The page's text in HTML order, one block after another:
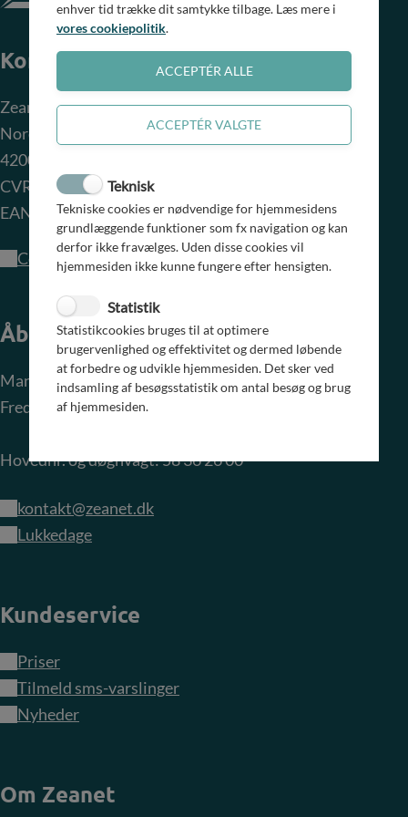
VE-nettilslutningsbekendtgørelsen opkræves der betaling efter
regning for tilbudsgivning. Det gælder også, selvom elanlægget
anmodning om nettilslutning.
anlægget end
nærmeste 10/0,4 kV-station.
Netvirksomheden skal anvise det tilslutningspunkt og fastsætte
det spændingsniveau med de laveste samlede omkostninger ved
nettilslutning.
Sikkerhedsstillelse
Netvirksomheden er ifølge VE-Nettilslutningsbekendtgørelsen
forpligtiget til at etablere et tilslutningspunkt, når der er
tilstrækkelig sikkerhed for, at anlægget bliver opført.
Tilstrækkelig sikkerhed kan være bankgaranti eller tilsvarende
sikkerhedsstillelse.
Kontakt
Zeanet A/S
Nordvej 6
4200 Slagelse
CVR-nr.: 26 86 38 99
EAN-nr.: 5790001705305
Cookiesamtykke
Åbningstider
Mandag-torsdag kl. 8-15
Fredag kl. 8-12
Hovednr. og døgnvagt: 58 36 26 00
kontakt@zeanet.dk
Lukkedage
Kundeservice
Priser
Tilmeld sms-varslinger
Nyheder
Om Zeanet
enhver tid trække dit samtykke tilbage. Læs mere i
vores cookiepolitik.
Teknisk
Tekniske cookies er nødvendige for hjemmesidens
grundlæggende funktioner som fx navigation og kan
derfor ikke fravælges. Uden disse cookies vil
hjemmesiden ikke kunne fungere efter hensigten.
Statistik
Statistikcookies bruges til at optimere
brugervenlighed og effektivitet og dermed løbende
at forbedre og udvikle hjemmesiden. Det sker ved
indsamling af besøgsstatistik om antal besøg og brug
af hjemmesiden.